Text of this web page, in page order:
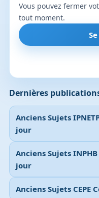
Dernières
Anciens Sujets
jour
Anciens Sujets
jour
Anciens Sujets CEPE
Vous pouvez fermer
tout moment.